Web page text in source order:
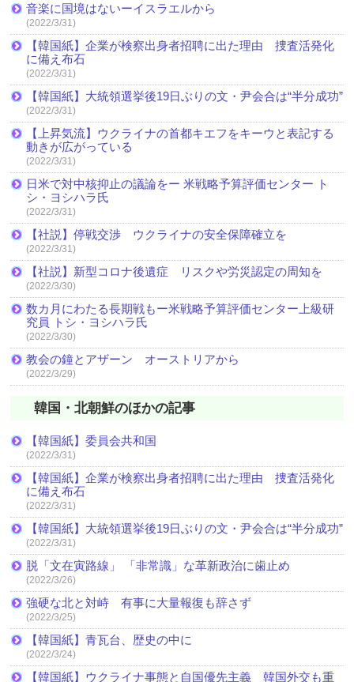
音楽に国境はないーイスラエルから
(2022/3/31)
【韓国紙】企業が検察出身者招聘に出た理由 捜査活発化
に備え布石
(2022/3/31)
【韓国紙】大統領選挙後19日ぶりの文・尹会合は“半分成功”
(2022/3/31)
【上昇気流】ウクライナの首都キエフをキーウと表記する
動きが広がっている
(2022/3/31)
日米で対中核抑止の議論をー 米戦略予算評価センター ト
シ・ヨシハラ氏
(2022/3/31)
【社説】停戦交渉 ウクライナの安全保障確立を
(2022/3/31)
【社説】新型コロナ後遺症 リスクや労災認定の周知を
(2022/3/30)
数カ月にわたる長期戦もー米戦略予算評価センター上級研
究員 トシ・ヨシハラ氏
(2022/3/30)
教会の鐘とアザーン オーストリアから
(2022/3/29)
韓国・北朝鮮のほかの記事
【韓国紙】委員会共和国
(2022/3/31)
【韓国紙】企業が検察出身者招聘に出た理由 捜査活発化
に備え布石
(2022/3/31)
【韓国紙】大統領選挙後19日ぶりの文・尹会合は“半分成功”
(2022/3/31)
脱「文在寅路線」 「非常識」な革新政治に歯止め
(2022/3/26)
強硬な北と対峙 有事に大量報復も辞さず
(2022/3/25)
【韓国紙】青瓦台、歴史の中に
(2022/3/24)
【韓国紙】ウクライナ事態と自国優先主義 韓国外交も重